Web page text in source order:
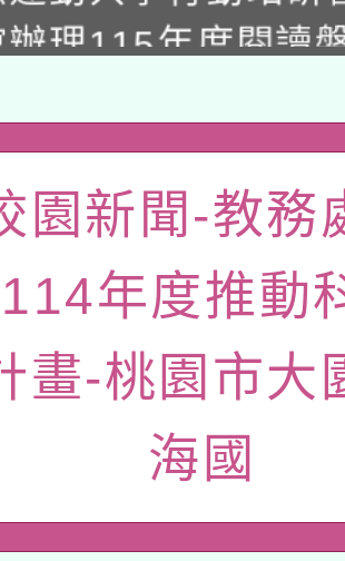
辦理115年度閱讀
程
位內容與教學軟
大陸委員會函釋公
間赴陸應申請許可
經濟部水利署委託
術研究院辦理「
績優單位及節水達
8月22日(星期六
市孔廟祈福系列
慧啟航」
115學年度第2次
選結果公告(無人
動共學行動站研
園新聞-教務
年度推動
畫-桃園市大
海國